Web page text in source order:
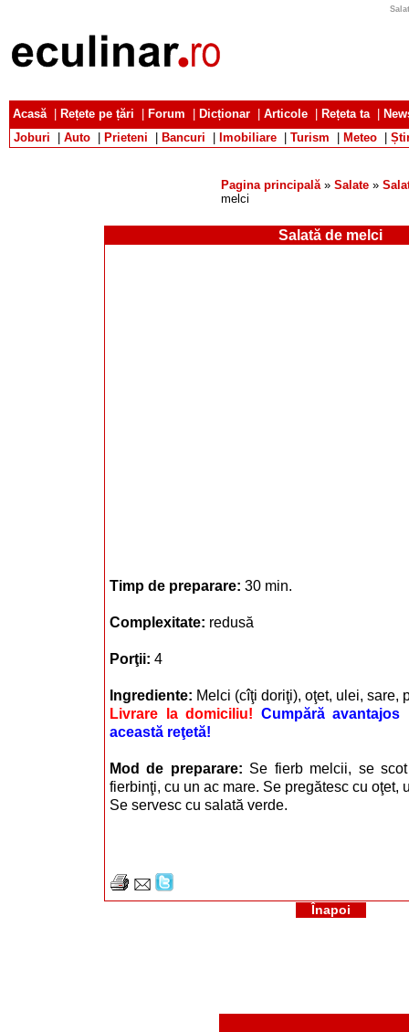
Acasă| Rețete pe țări Forum Dicționar Articole Rețeta ta|
Joburi
Auto Prieteni Bancuri Imobiliare Turism Meteo
Pagina principală» Salate »
melci
Salată de melci
Timp de preparare: 30 min.
Complexitate: redusă
Porţii: 4
Ingrediente: Melci (cîţi doriţi), oţet, ulei, sare,
Livrare la domiciliu! Cumpără avantajos
această reţetă!
Mod de preparare: Se fierb melcii, se
fierbinţi, cu un ac mare. Se pregătesc cu oţet,
Se servesc cu salată verde.
Înapoi